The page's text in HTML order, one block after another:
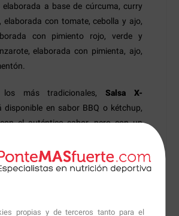
propias y de terceros tanto para el
elaborada a base de cúrcuma, curry
elaborada con tomate, cebolla y ajo,
con pimiento rojo, verde y
elaborada con pimienta, ajo,
los más tradicionales,Salsa X-
disponible en sabor BBQ o kétchup,
el auténtico sabor, pero con un
prácticamente nulo. Por ello, se
saludable ideal para todas aquellas
cuidar su alimentación, evitando
de calorías innecesarias que